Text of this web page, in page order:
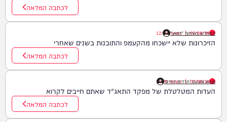
לכתבה המלאה
המחדש בשיתוף "וימאן"
07/08/26
| בשעה12:21
הזיכרונות שלא יישכחו מהקעמפ והתובנות בשנים שאחרי
לכתבה המלאה
מוגש מטעם 'חרדים לחיים'
07/08/26
| בשעה12:09
העדות המטלטלת של מפקד התאג"ד שאתם חייבים לקרוא
לכתבה המלאה